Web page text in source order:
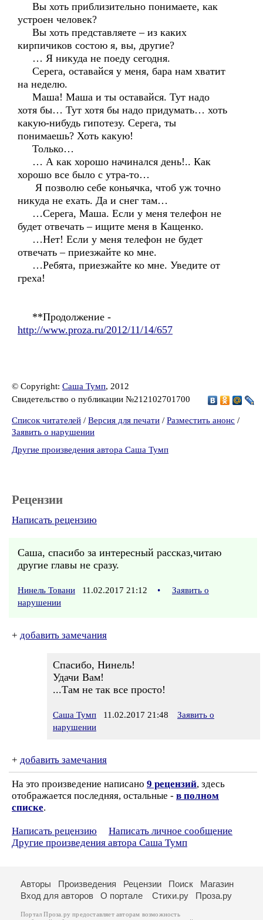
Вы хоть приблизительно понимаете, как
устроен человек?
Вы хоть представляете – из каких
кирпичиков состою я, вы, другие?
… Я никуда не поеду сегодня.
Серега, оставайся у меня, бара нам хватит
на неделю.
Маша! Маша и ты оставайся. Тут надо
хотя бы… Тут хотя бы надо придумать… хоть
какую-нибудь гипотезу. Серега, ты
понимаешь? Хоть какую!
Только…
… А как хорошо начинался день!.. Как
хорошо все было с утра-то…
Я позволю себе коньячка, чтоб уж точно
никуда не ехать. Да и снег там…
…Серега, Маша. Если у меня телефон не
будет отвечать – ищите меня в Кащенко.
…Нет! Если у меня телефон не будет
отвечать – приезжайте ко мне.
…Ребята, приезжайте ко мне. Уведите от
греха!
**Продолжение -
http://www.proza.ru/2012/11/14/657
© Copyright: Саша Тумп, 2012
Свидетельство о публикации №212102701700
Список читателей / Версия для печати / Разместить анонс /
Заявить о нарушении
Другие произведения автора Саша Тумп
Рецензии
Написать рецензию
Саша, спасибо за интересный рассказ,читаю
другие главы не сразу.
Нинель Товани 11.02.2017 21:12 •
Заявить о
нарушении
+ добавить замечания
Спасибо, Нинель!
Удачи Вам!
...Там не так все просто!
Саша Тумп 11.02.2017 21:48
Заявить о
нарушении
+ добавить замечания
На это произведение написано 9 рецензий, здесь
отображается последняя, остальные - в полном
списке.
Написать рецензию
Написать личное сообщение
Другие произведения автора Саша Тумп
Авторы Произведения Рецензии Поиск
Магазин
Вход для авторов
О портале Стихи.ру Проза.ру
Портал Проза.ру предоставляет авторам возможность